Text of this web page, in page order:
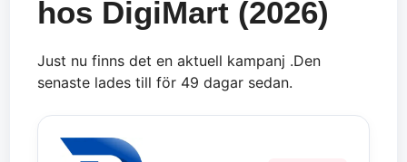
hos DigiMart (2026)
Just nu finns det en aktuell kampanj .Den
senaste lades till för 49 dagar sedan.